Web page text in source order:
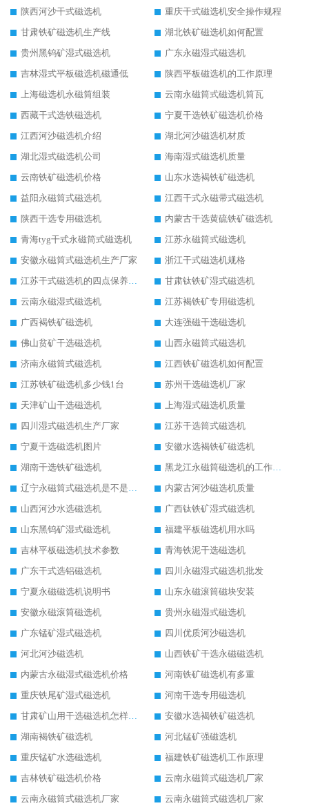
陕西河沙干式磁选机
重庆干式磁选机安全操作规程
甘肃铁矿磁选机生产线
湖北铁矿磁选机如何配置
贵州黑钨矿湿式磁选机
广东永磁湿式磁选机
吉林湿式平板磁选机磁通低
陕西平板磁选机的工作原理
上海磁选机永磁筒组装
云南永磁筒式磁选机筒瓦
西藏干式选铁磁选机
宁夏干选铁矿磁选机价格
江西河沙磁选机介绍
湖北河沙磁选机材质
湖北湿式磁选机公司
海南湿式磁选机质量
云南铁矿磁选机价格
山东水选褐铁矿磁选机
益阳永磁筒式磁选机
江西干式永磁带式磁选机
陕西干选专用磁选机
内蒙古干选黄硫铁矿磁选机
青海tyg干式永磁筒式磁选机
江苏永磁筒式磁选机
安徽永磁筒式磁选机生产厂家
浙江干式磁选机规格
江苏干式磁选机的四点保养秘籍
甘肃钛铁矿湿式磁选机
云南永磁湿式磁选机
江苏褐铁矿专用磁选机
广西褐铁矿磁选机
大连强磁干选磁选机
佛山贫矿干选磁选机
山西永磁筒式磁选机
济南永磁筒式磁选机
江西铁矿磁选机如何配置
江苏铁矿磁选机多少钱1台
苏州干选磁选机厂家
天津矿山干选磁选机
上海湿式磁选机质量
四川湿式磁选机生产厂家
江苏干选筒式磁选机
宁夏干选磁选机图片
安徽水选褐铁矿磁选机
湖南干选铁矿磁选机
黑龙江永磁筒磁选机的工作原理
辽宁永磁筒式磁选机是不是强磁
内蒙古河沙磁选机质量
山西河沙水选磁选机
广西钛铁矿湿式磁选机
山东黑钨矿湿式磁选机
福建平板磁选机用水吗
吉林平板磁选机技术参数
青海铁泥干选磁选机
广东干式选铝磁选机
四川永磁湿式磁选机批发
宁夏永磁磁选机说明书
山东永磁滚筒磁块安装
安徽永磁滚筒磁选机
贵州永磁湿式磁选机
广东锰矿湿式磁选机
四川优质河沙磁选机
河北河沙磁选机
山西铁矿干选永磁磁选机
内蒙古永磁湿式磁选机价格
河南铁矿磁选机有多重
重庆铁尾矿湿式磁选机
河南干选专用磁选机
甘肃矿山用干选磁选机怎样调磁
安徽水选褐铁矿磁选机
湖南褐铁矿磁选机
河北锰矿强磁选机
重庆锰矿水选磁选机
福建铁矿磁选机工作原理
吉林铁矿磁选机价格
云南永磁筒式磁选机厂家
云南永磁筒式磁选机厂家
云南永磁筒式磁选机厂家